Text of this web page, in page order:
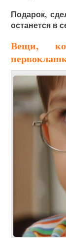
Подарок,
останется в
Вещи,